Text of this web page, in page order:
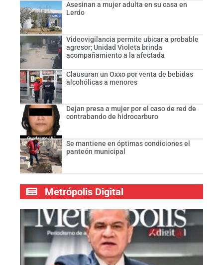
Asesinan a mujer adulta en su casa en
Lerdo
Videovigilancia permite ubicar a probable
agresor; Unidad Violeta brinda
acompañamiento a la afectada
Clausuran un Oxxo por venta de bebidas
alcohólicas a menores
Dejan presa a mujer por el caso de red de
contrabando de hidrocarburo
Se mantiene en óptimas condiciones el
panteón municipal
Metrópolis Digital